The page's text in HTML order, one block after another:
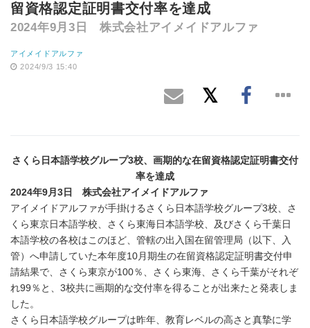
留資格認定証明書交付率を達成
2024年9月3日 株式会社アイメイドアルファ
アイメイドアルファ
2024/9/3 15:40
さくら日本語学校グループ3校、画期的な在留資格認定証明書交付
率を達成
2024年9月 3 日 株式会社アイメイドアルファ
アイメイドアルファが手掛けるさくら日本語学校グループ3校、さ
くら東京日本語学校、さくら東海日本語学校、及びさくら千葉日
本語学校の各校はこのほど、管轄の出入国在留管理局（以下、入
管）へ申請していた本年度10月期生の在留資格認定証明書交付申
請結果で、さくら東京が100％、さくら東海、さくら千葉がそれぞ
れ99％と、3校共に画期的な交付率を得ることが出来たと発表しま
した。
さくら日本語学校グループは昨年、教育レベルの高さと真摯に学